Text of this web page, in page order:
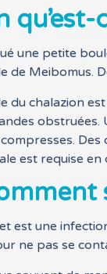
qu’est-
une petite
de Meibomus.
du chalazion
obstruées.
est requise
est une
ne pas se